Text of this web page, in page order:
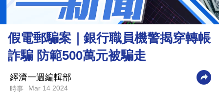
市
財
商
業
科
假電郵騙案｜銀行職員機警揭穿轉帳
詐騙 防範500萬元被騙走
經濟一週編輯部
時事 Mar 14 2024